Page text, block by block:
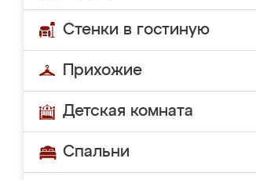
Стенки в гостиную
Прихожие
Детская комната
Спальни